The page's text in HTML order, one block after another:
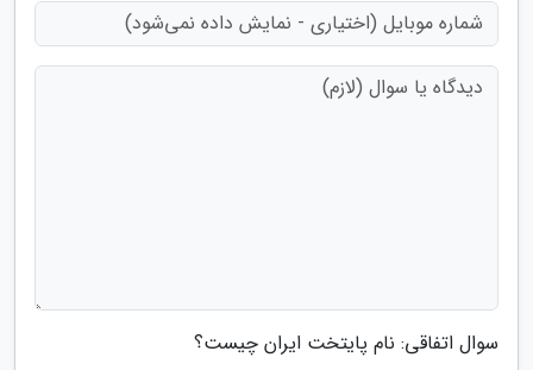
سوال اتفاقی: نام پایتخت ایران چیست؟